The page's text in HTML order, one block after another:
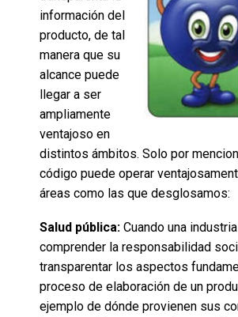
información del
producto, de tal
manera que su
alcance puede
llegar a ser
ampliamente
ventajoso en
distintos ámbitos. Solo por
código puede operar
áreas como las que desglosamos:
Salud pública: Cuando una
comprender la responsabilidad
transparentar los aspectos
proceso de elaboración de un
ejemplo de dónde provienen sus